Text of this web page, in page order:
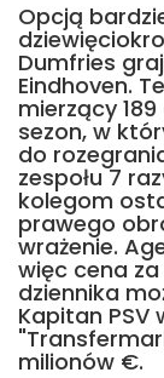
Opcją
Dumfries
Eindhoven.
mierzący
sezon, w
do
zespołu 7
kolegom
prawego
wrażenie.
więc cena za
dziennika
Kapitan PSV
milionów €.